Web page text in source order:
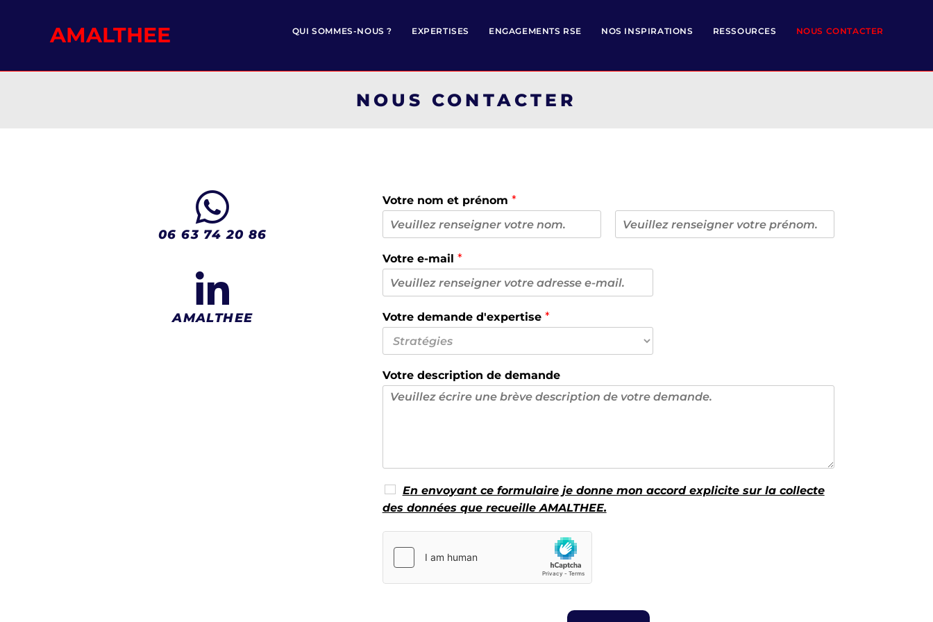
AMALTHEE QUI SOMMES-NOUS ? EXPERTISES ENGAGEMENTS RSE NOS INSPIRATIONS RESSOURCES NOUS CONTACTER
NOUS CONTACTER
06 63 74 20 86
AMALTHEE
Votre nom et prénom *
r
é
m
Votre e-mail *
Votre demande d'expertise *
Votre description de demande
En envoyant ce formulaire je donne mon accord explicite sur la collecte
des données que recueille AMALTHEE.